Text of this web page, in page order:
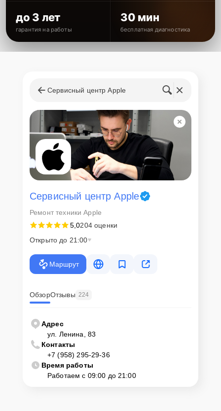
до 3 лет
гарантия на работы
30 мин
бесплатная диагностика
Сервисный центр Apple
Сервисный центр Apple
Ремонт техники Apple
5,0204 оценки
Открыто до 21:00
Маршрут
ОбзорОтзывы 224
Адрес
ул. Ленина, 83
Контакты
+7 (958) 295-29-36
Время работы
Работаем с 09:00 до 21:00